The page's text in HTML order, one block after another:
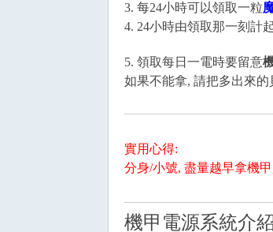
3. 每24小時可以領取一粒
4. 24小時由領取那一刻計
5. 領取每日一電時要留意
如果不能拿, 請把多出來
實用心得:
分身/小號, 盡量越早拿機
機甲電源系統介